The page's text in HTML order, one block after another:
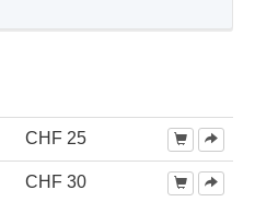
CHF 25
CHF 30